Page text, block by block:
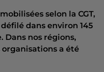
selon la CGT,
dans environ 145
Dans nos régions,
organisations a été